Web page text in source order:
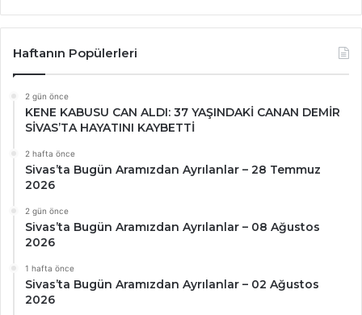
Haftanın Popülerleri
2 gün önce
KENE KABUSU CAN ALDI: 37 YAŞINDAKİ CANAN DEMİR
SİVAS’TA HAYATINI KAYBETTİ
2 hafta önce
Sivas’ta Bugün Aramızdan Ayrılanlar – 28 Temmuz
2026
2 gün önce
Sivas’ta Bugün Aramızdan Ayrılanlar – 08 Ağustos
2026
1 hafta önce
Sivas’ta Bugün Aramızdan Ayrılanlar – 02 Ağustos
2026